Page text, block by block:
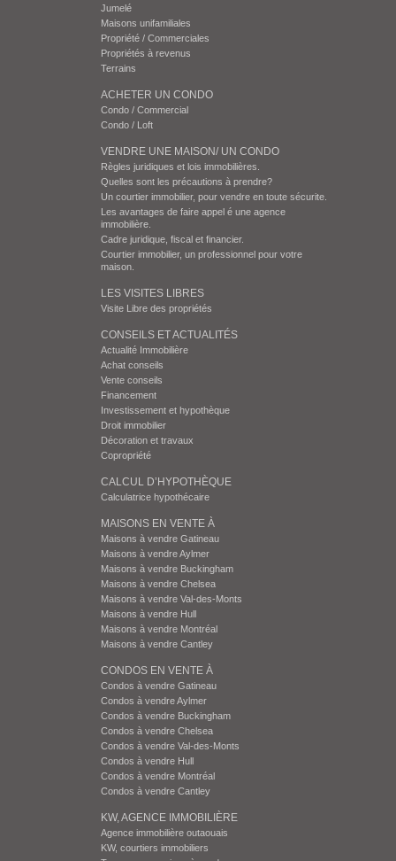
Jumelé
Maisons unifamiliales
Propriété / Commerciales
Propriétés à revenus
Terrains
ACHETER UN CONDO
Condo / Commercial
Condo / Loft
VENDRE UNE MAISON/ UN CONDO
Règles juridiques et lois immobilières.
Quelles sont les précautions à prendre?
Un courtier immobilier, pour vendre en toute sécurite.
Les avantages de faire appel é une agence
immobilière.
Cadre juridique, fiscal et financier.
Courtier immobilier, un professionnel pour votre
maison.
LES VISITES LIBRES
Visite Libre des propriétés
CONSEILS ET ACTUALITÉS
Actualité Immobilière
Achat conseils
Vente conseils
Financement
Investissement et hypothèque
Droit immobilier
Décoration et travaux
Copropriété
CALCUL D’HYPOTHÈQUE
Calculatrice hypothécaire
MAISONS EN VENTE À
Maisons à vendre Gatineau
Maisons à vendre Aylmer
Maisons à vendre Buckingham
Maisons à vendre Chelsea
Maisons à vendre Val-des-Monts
Maisons à vendre Hull
Maisons à vendre Montréal
Maisons à vendre Cantley
CONDOS EN VENTE À
Condos à vendre Gatineau
Condos à vendre Aylmer
Condos à vendre Buckingham
Condos à vendre Chelsea
Condos à vendre Val-des-Monts
Condos à vendre Hull
Condos à vendre Montréal
Condos à vendre Cantley
KW, AGENCE IMMOBILIÈRE
Agence immobilière outaouais
KW, courtiers immobiliers